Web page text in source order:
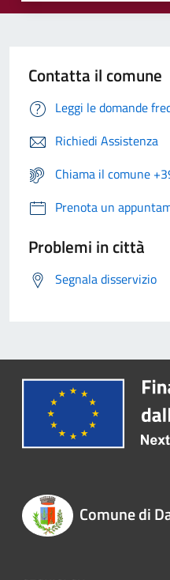
Contatta il comune
Leggi le domande
Richiedi Assistenza
Chiama il comune
Prenota un
Problemi in città
Segnala disservizio
Comune di